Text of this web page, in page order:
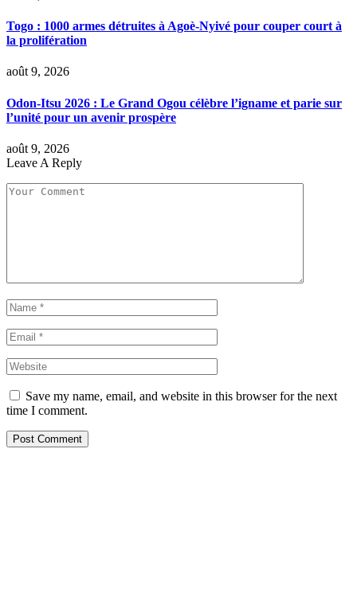
Togo : 1000 armes détruites à Agoè-Nyivé pour couper court à
la prolifération
août 9, 2026
Odon-Itsu 2026 : Le Grand Ogou célèbre l’igname et parie sur
l’unité pour un avenir prospère
août 9, 2026
Leave A Reply
Save my name, email, and website in this browser for the next
time I comment.